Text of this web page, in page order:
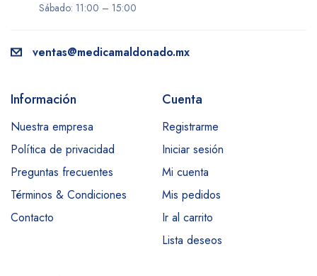
Sábado: 11:00 – 15:00
ventas@medicamaldonado.mx
Información
Nuestra empresa
Política de privacidad
Preguntas frecuentes
Términos & Condiciones
Contacto
Cuenta
Registrarme
Iniciar sesión
Mi cuenta
Mis pedidos
Ir al carrito
Lista deseos